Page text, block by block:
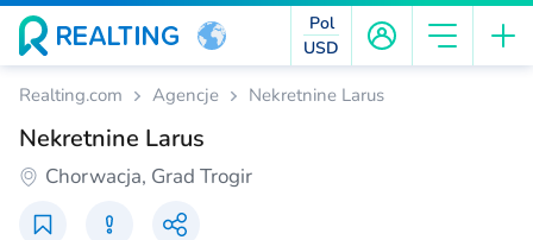
Pol
USD
Realting.com Agencje Nekretnine Larus
Nekretnine Larus
Chorwacja, Grad Trogir